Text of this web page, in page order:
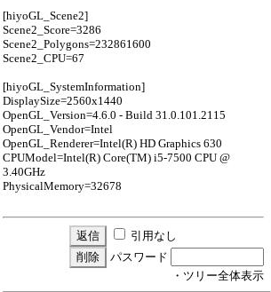
[hiyoGL_Scene2]
Scene2_Score=3286
Scene2_Polygons=232861600
Scene2_CPU=67
[hiyoGL_SystemInformation]
DisplaySize=2560x1440
OpenGL_Version=4.6.0 - Build 31.0.101.2115
OpenGL_Vendor=Intel
OpenGL_Renderer=Intel(R) HD Graphics 630
CPUModel=Intel(R) Core(TM) i5-7500 CPU @
3.40GHz
PhysicalMemory=32678
引用なし
パスワード
・ツリー全体表示